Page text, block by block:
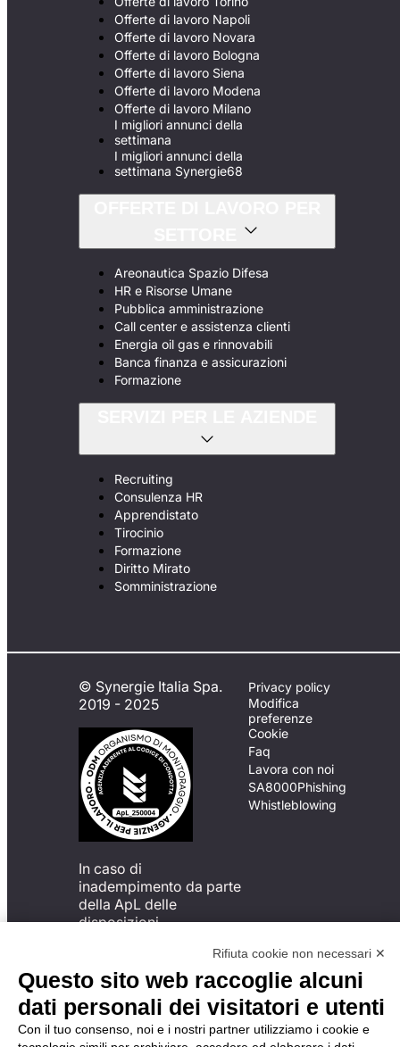
Offerte di lavoro Napoli
Offerte di lavoro Novara
Offerte di lavoro Bologna
Offerte di lavoro Siena
Offerte di lavoro Modena
Offerte di lavoro Milano
I migliori annunci della
settimana
I migliori annunci della
settimana Synergie68
Areonautica Spazio Difesa
HR e Risorse Umane
Pubblica amministrazione
Call center e assistenza clienti
Energia oil gas e rinnovabili
Banca finanza e assicurazioni
Formazione
Recruiting
Consulenza HR
Apprendistato
Tirocinio
Formazione
Diritto Mirato
Somministrazione
© Synergie Italia Spa.
2019 - 2025
In caso di
inadempimento da parte
della ApL delle
disposizioni
possibile presentare un
reclamo
all’Organismo di
Monitoraggio utilizzando
una delle modalità
Privacy policy
Modifica
preferenze
Cookie
Faq
Lavora con noi
SA8000Phishing
Whistleblowing
Rifiuta cookie non necessari ✕
Questo sito web raccoglie alcuni
dati personali dei visitatori e utenti
Con il tuo consenso, noi e i nostri partner utilizziamo i cookie e